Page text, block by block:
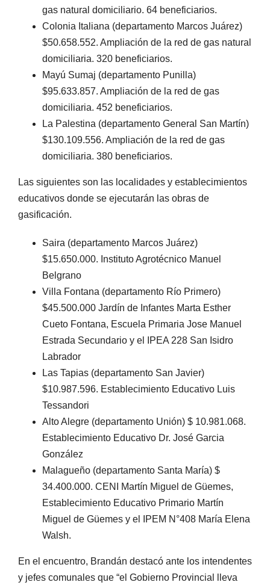
gas natural domiciliario. 64 beneficiarios.
Colonia Italiana (departamento Marcos Juárez)
$50.658.552. Ampliación de la red de gas natural
domiciliaria. 320 beneficiarios.
Mayú Sumaj (departamento Punilla)
$95.633.857. Ampliación de la red de gas
domiciliaria. 452 beneficiarios.
La Palestina (departamento General San Martín)
$130.109.556. Ampliación de la red de gas
domiciliaria. 380 beneficiarios.
Las siguientes son las localidades y establecimientos
educativos donde se ejecutarán las obras de
gasificación.
Saira (departamento Marcos Juárez)
$15.650.000. Instituto Agrotécnico Manuel
Belgrano
Villa Fontana (departamento Río Primero)
$45.500.000 Jardín de Infantes Marta Esther
Cueto Fontana, Escuela Primaria Jose Manuel
Estrada Secundario y el IPEA 228 San Isidro
Labrador
Las Tapias (departamento San Javier)
$10.987.596. Establecimiento Educativo Luis
Tessandori
Alto Alegre (departamento Unión) $ 10.981.068.
Establecimiento Educativo Dr. José Garcia
González
Malagueño (departamento Santa María) $
34.400.000. CENI Martín Miguel de Güemes,
Establecimiento Educativo Primario Martín
Miguel de Güemes y el IPEM N°408 María Elena
Walsh.
En el encuentro, Brandán destacó ante los intendentes
y jefes comunales que “el Gobierno Provincial lleva